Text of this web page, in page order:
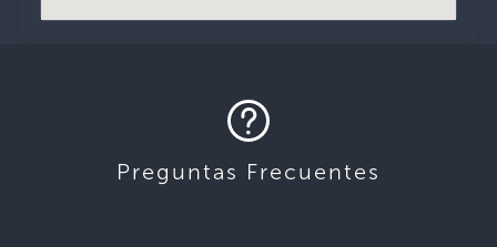
Preguntas Frecuentes